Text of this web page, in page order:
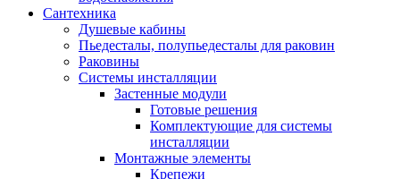
Сантехника
Душевые кабины
Пьедесталы, полупьедесталы для раковин
Раковины
Системы инсталляции
Застенные модули
Готовые решения
Комплектующие для системы
инсталляции
Монтажные элементы
Крепежи